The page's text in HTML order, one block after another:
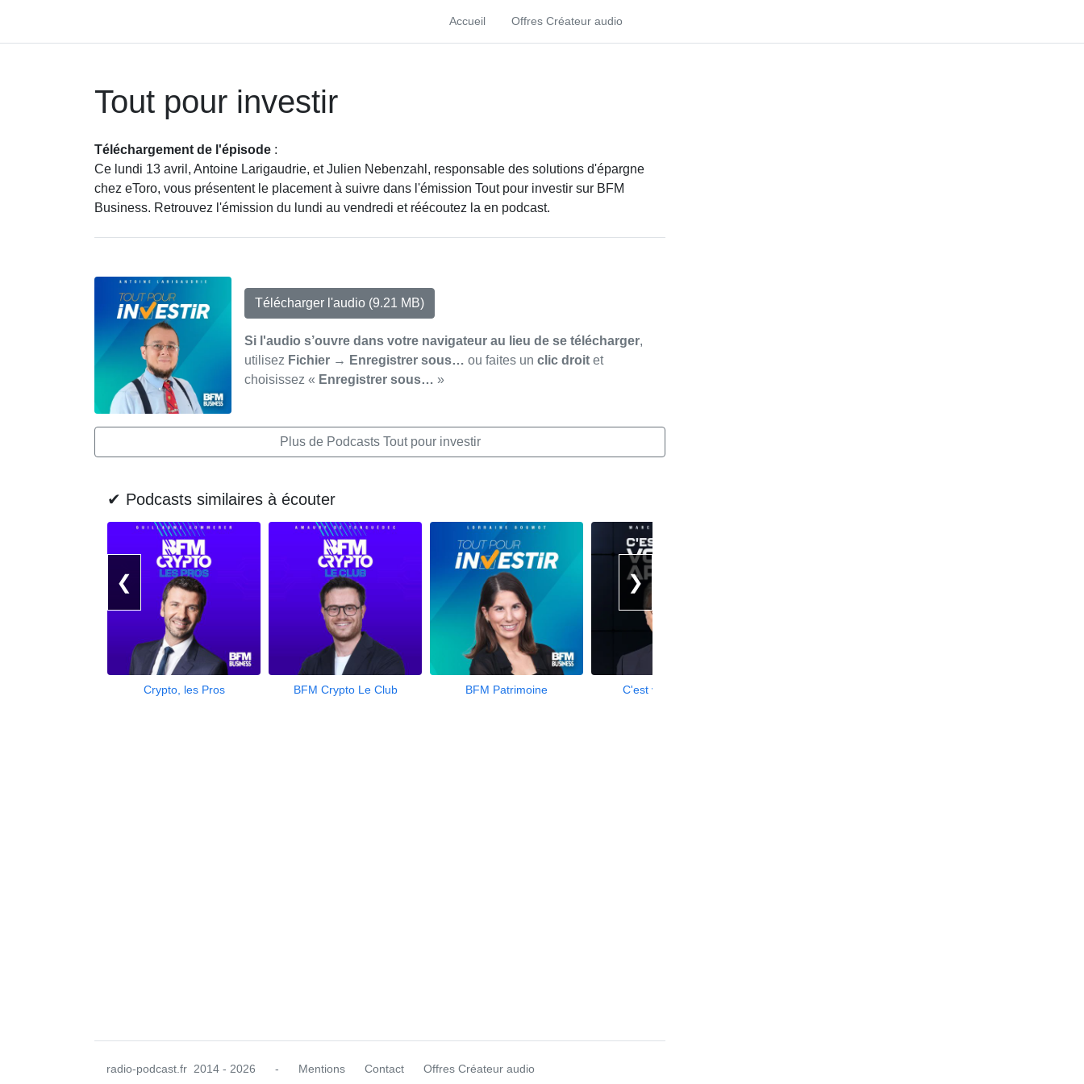
Accueil Offres Créateur audio
Tout pour investir
Téléchargement de l'épisode :
Ce lundi 13 avril, Antoine Larigaudrie, et Julien Nebenzahl, responsable des solutions d'épargne
chez eToro, vous présentent le placement à suivre dans l'émission Tout pour investir sur BFM
Business. Retrouvez l'émission du lundi au vendredi et réécoutez la en podcast.
Télécharger l'audio (9.21 MB)
Si l'audio s’ouvre dans votre navigateur au lieu de se télécharger,
utilisez Fichier → Enregistrer sous… ou faites un clic droit et
choisissez « Enregistrer sous… »
Plus de Podcasts Tout pour investir
✔ Podcasts similaires à écouter
❮
Crypto, les Pros BFM Crypto Le Club BFM Patrimoine C'est votre argent
❯
radio-podcast.fr 2014 - 2026 - Mentions Contact Offres Créateur audio